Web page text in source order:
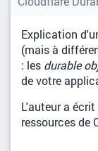
Explication
(mais à
: les durable
de votre
L'auteur a
ressources de